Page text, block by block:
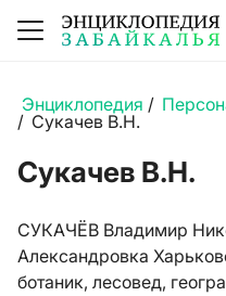
Энциклопедия /
/ Сукачев В.Н.
Сукачев В.Н.
СУКАЧЁВ Владимир
Александровка
ботаник, лесовед,